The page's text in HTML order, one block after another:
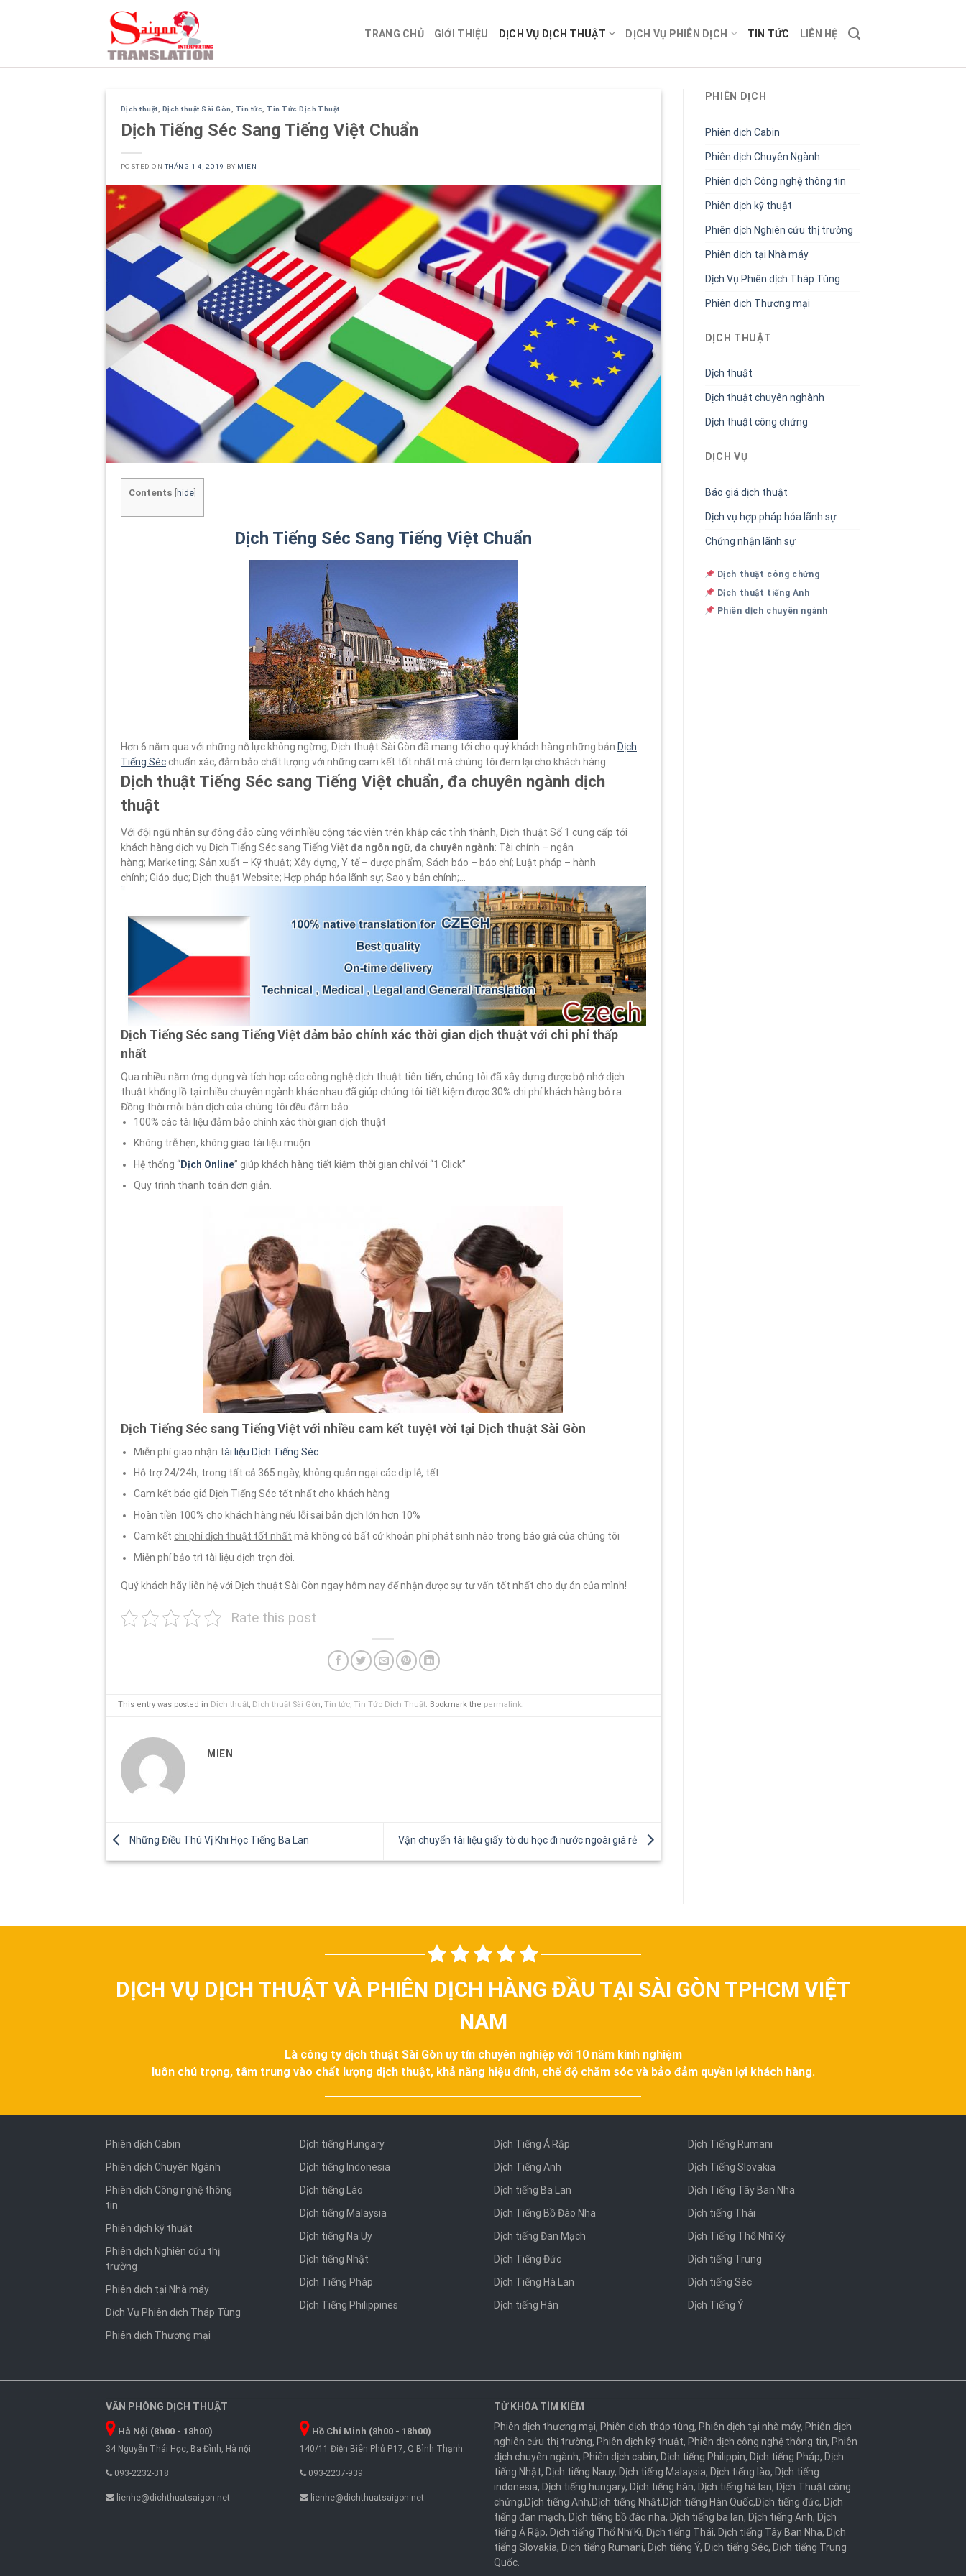
TRANG CHỦ GIỚI THIỆU DỊCH VỤ DỊCH THUẬT DỊCH VỤ PHIÊN DỊCH TIN TỨC LIÊN HỆ
Dịch thuật Dịch thuật Sài Gòn Tin tức Tin Tức Dịch Thuật
Dịch Tiếng Séc Sang Tiếng Việt Chuẩn
POSTED ONTHÁNG 1 4, 2019 BY MIEN
Contents hide
Dịch Tiếng Séc Sang Tiếng Việt Chuẩn
Hơn 6 năm qua với những nỗ lực không ngừng, Dịch thuật Sài Gòn đã mang tới cho quý khách hàng những bản Dịch
Tiếng Sécchuẩn xác, đảm bảo chất lượng với những cam kết tốt nhất mà chúng tôi đem lại cho khách hàng:
Dịch thuật Tiếng Séc sang Tiếng Việt chuẩn, đa chuyên ngành dịch
thuật
Với đội ngũ nhân sự đông đảo cùng với nhiều cộng tác viên trên khắp các tỉnh thành, Dịch thuật Số 1 cung cấp tới
khách hàng dịch vụ Dịch Tiếng Séc sang Tiếng Việt đa ngôn ngữ, đa chuyên ngành: Tài chính – ngân
hàng; Marketing; Sản xuất – Kỹ thuật; Xây dựng, Y tế – dược phẩm; Sách báo – báo chí; Luật pháp – hành
chính; Giáo dục; Dịch thuật Website; Hợp pháp hóa lãnh sự; Sao y bản chính;…
Dịch Tiếng Séc sang Tiếng Việt đảm bảo chính xác thời gian dịch thuật với chi phí thấp
nhất
Qua nhiều năm ứng dụng và tích hợp các công nghệ dịch thuật tiên tiến, chúng tôi đã xây dựng được bộ nhớ dịch
thuật khổng lồ tại nhiều chuyên ngành khác nhau đã giúp chúng tôi tiết kiệm được 30% chi phí khách hàng bỏ ra.
Đồng thời mỗi bản dịch của chúng tôi đều đảm bảo:
100% các tài liệu đảm bảo chính xác thời gian dịch thuật
Không trễ hẹn, không giao tài liệu muộn
Hệ thống “Dịch Online” giúp khách hàng tiết kiệm thời gian chỉ với “1 Click”
Quy trình thanh toán đơn giản.
Dịch Tiếng Séc sang Tiếng Việt với nhiều cam kết tuyệt vời tại Dịch thuật Sài Gòn
Miễn phí giao nhận tài liệu Dịch Tiếng Séc
Hỗ trợ 24/24h, trong tất cả 365 ngày, không quản ngại các dịp lễ, tết
Cam kết báo giá Dịch Tiếng Séc tốt nhất cho khách hàng
Hoàn tiền 100% cho khách hàng nếu lỗi sai bản dịch lớn hơn 10%
Cam kếtchi phí dịch thuật tốt nhất mà không có bất cứ khoản phí phát sinh nào trong báo giá của chúng tôi
Miễn phí bảo trì tài liệu dịch trọn đời.
Quý khách hãy liên hệ với Dịch thuật Sài Gòn ngay hôm nay để nhận được sự tư vấn tốt nhất cho dự án của mình!
Rate this post
This entry was posted in Dịch thuật, Dịch thuật Sài Gòn, Tin tức, Tin Tức Dịch Thuật. Bookmark the permalink.
MIEN
Những Điều Thú Vị Khi Học Tiếng Ba Lan Vận chuyển tài liệu giấy tờ du học đi nước ngoài giá rẻ
PHIÊN DỊCH
Phiên dịch Cabin
Phiên dịch Chuyên Ngành
Phiên dịch Công nghệ thông tin
Phiên dịch kỹ thuật
Phiên dịch Nghiên cứu thị trường
Phiên dịch tại Nhà máy
Dịch Vụ Phiên dịch Tháp Tùng
Phiên dịch Thương mại
DỊCH THUẬT
Dịch thuật
Dịch thuật chuyên nghành
Dịch thuật công chứng
DỊCH VỤ
Báo giá dịch thuật
Dịch vụ hợp pháp hóa lãnh sự
Chứng nhận lãnh sự
Dịch thuật công chứng
Dịch thuật tiếng Anh
Phiên dịch chuyên ngành
DỊCH VỤ DỊCH THUẬT VÀ PHIÊN DỊCH HÀNG ĐẦU TẠI SÀI GÒN TPHCM VIỆT
NAM
Là công ty dịch thuật Sài Gòn uy tín chuyên nghiệp với 10 năm kinh nghiệm
luôn chú trọng, tâm trung vào chất lượng dịch thuật, khả năng hiệu đính, chế độ chăm sóc và bảo đảm quyền lợi khách hàng.
Phiên dịch Cabin
Phiên dịch Chuyên Ngành
Phiên dịch Công nghệ thông
tin
Phiên dịch kỹ thuật
Phiên dịch Nghiên cứu thị
trường
Phiên dịch tại Nhà máy
Dịch Vụ Phiên dịch Tháp Tùng
Phiên dịch Thương mại
Dịch tiếng Hungary
Dịch tiếng Indonesia
Dịch tiếng Lào
Dịch tiếng Malaysia
Dịch tiếng Na Uy
Dịch tiếng Nhật
Dịch Tiếng Pháp
Dịch Tiếng Philippines
Dịch Tiếng Ả Rập
Dịch Tiếng Anh
Dịch tiếng Ba Lan
Dịch Tiếng Bồ Đào Nha
Dịch tiếng Đan Mạch
Dịch Tiếng Đức
Dịch Tiếng Hà Lan
Dịch tiếng Hàn
Dịch Tiếng Rumani
Dịch Tiếng Slovakia
Dịch Tiếng Tây Ban Nha
Dịch tiếng Thái
Dịch Tiếng Thổ Nhĩ Kỳ
Dịch tiếng Trung
Dịch tiếng Séc
Dịch Tiếng Ý
VĂN PHÒNG DỊCH THUẬT
Hà Nội (8h00 - 18h00)
34 Nguyễn Thái Học, Ba Đình, Hà nội.
093-2232-318
lienhe@dichthuatsaigon.net
Hồ Chí Minh (8h00 - 18h00)
140/11 Điện Biên Phủ P.17, Q.Bình Thạnh.
093-2237-939
lienhe@dichthuatsaigon.net
TỪ KHÓA TÌM KIẾM
Phiên dịch thương mại, Phiên dịch tháp tùng, Phiên dịch tại nhà máy, Phiên dịch
nghiên cứu thị trường, Phiên dịch kỹ thuật, Phiên dịch công nghệ thông tin, Phiên
dịch chuyên ngành, Phiên dịch cabin, Dịch tiếng Philippin, Dịch tiếng Pháp, Dịch
tiếng Nhật, Dịch tiếng Nauy, Dịch tiếng Malaysia, Dịch tiếng lào, Dịch tiếng
indonesia, Dịch tiếng hungary, Dịch tiếng hàn, Dịch tiếng hà lan, Dịch Thuật công
chứng,Dịch tiếng Anh,Dịch tiếng Nhật,Dịch tiếng Hàn Quốc,Dịch tiếng đức, Dịch
tiếng đan mạch, Dịch tiếng bồ đào nha, Dịch tiếng ba lan, Dịch tiếng Anh, Dịch
tiếng Ả Rập, Dịch tiếng Thổ Nhĩ Kì, Dịch tiếng Thái, Dịch tiếng Tây Ban Nha, Dịch
tiếng Slovakia, Dịch tiếng Rumani, Dịch tiếng Ý, Dịch tiếng Séc, Dịch tiếng Trung
Quốc